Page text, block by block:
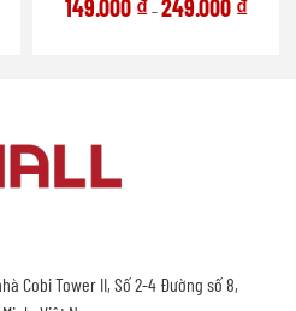
149.000 ₫–249.000 ₫
Cobi Tower II, Số 2-4 Đường số 8,